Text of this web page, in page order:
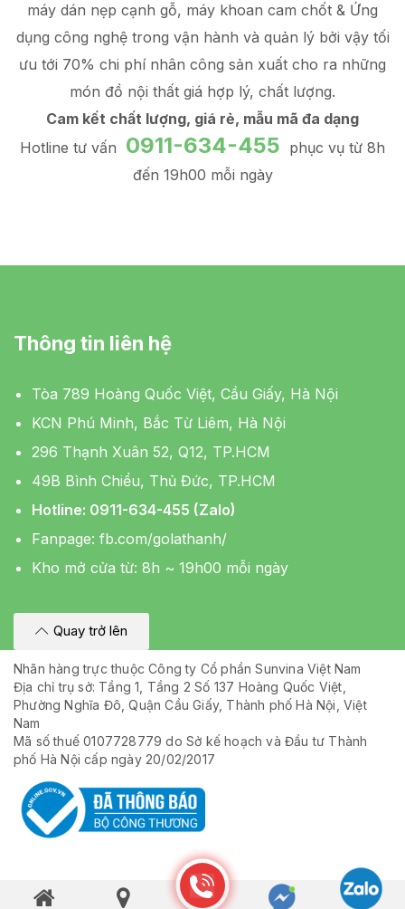
máy dán nẹp cạnh gỗ, máy khoan cam chốt & Ứng
dụng công nghệ trong vận hành và quản lý bởi vậy tối
ưu tới 70% chi phí nhân công sản xuất cho ra những
món đồ nội thất giá hợp lý, chất lượng.
Cam kết chất lượng, giá rẻ, mẫu mã đa dạng
Hotline tư vấn 0911-634-455 phục vụ từ 8h
đến 19h00 mỗi ngày
Thông tin liên hệ
Tòa 789 Hoàng Quốc Việt, Cầu Giấy, Hà Nội
KCN Phú Minh, Bắc Từ Liêm, Hà Nội
296 Thạnh Xuân 52, Q12, TP.HCM
49B Bình Chiểu, Thủ Đức, TP.HCM
Hotline: 0911-634-455 (Zalo)
Fanpage: fb.com/golathanh/
Kho mở cửa từ: 8h ~ 19h00 mỗi ngày
Quay trở lên
Nhãn hàng trực thuộc Công ty Cổ phần Sunvina Việt Nam
Địa chỉ trụ sở: Tầng 1, Tầng 2 Số 137 Hoàng Quốc Việt,
Phường Nghĩa Đô, Quận Cầu Giấy, Thành phố Hà Nội, Việt
Nam
Mã số thuế 0107728779 do Sở kế hoạch và Đầu tư Thành
phố Hà Nội cấp ngày 20/02/2017